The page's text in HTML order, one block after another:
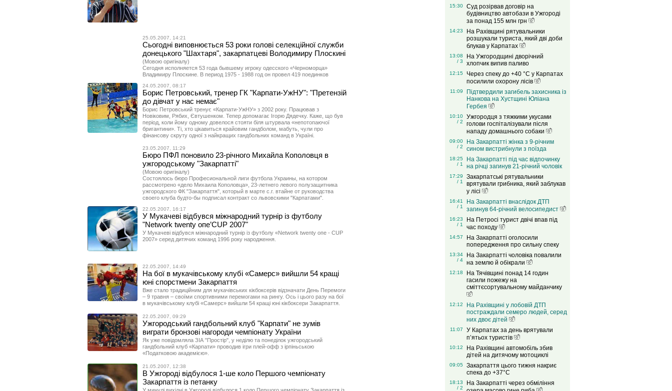
25.05.2007, 14:21
Сьогодні виповнюється 53 роки голові селекційної служби
донецького "Шахтаря", закарпатцеві Володимиру Плоскині
(Мовою оригіналу)
Сегодня исполняется 53 года бывшему игроку одесского «Черноморца»
Владимиру Плоскине. В период 1975 - 1988 год он провел 419 поединков
24.05.2007, 08:17
Борис Петровський, тренер ГК "Карпати-УжНУ": "Претензій
до дівчат у нас немає"
Борис Петровський тренує «Карпати-УжНУ» з 2002 року. Працював з
Новіковим, Рябих, Євтушенком. Тепер допомагає Ігорю Дядечку. Каже, що був
період, коли йому одному довелося стояти біля штурвала «непотопаючої
бригантини». Ті, хто цікавиться крайовим гандболом, мабуть, чули про
фінансову скруту одної з найкращих гандбольних команд в Україні.
23.05.2007, 11:29
Бюро ПФЛ поновило 23-річного Михайла Кополовця в
ужгородському "Закарпатті"
(Мовою оригіналу)
Состоялось бюро Професиональной лиги футбола Украины, на котором
рассмотрено «дело Михаила Кополовца», 23-летнего левого полузащитника
ужгородского ФК "Закарпаття", который в марте с.г. втайне от руководства
своего клуба будто-бы подписал контракт со львовскими "Карпатами".
22.05.2007, 16:17
У Мукачеві відбувся міжнародний турнір із футболу
"Network twenty опе’CUP 2007"
У Мукачеві відбувся міжнародний турнір із футболу «Network twenty опе - CUP
2007» серед дитячих команд 1996 року народження.
22.05.2007, 14:49
На бої в мукачівському клубі «Самерс» вийшли 54 кращі
юні спорстмени Закарпаття
Вже стало традиційним для мукачівських кікбоксерів відзначати День Перемоги
– 9 травня – своїми спортивними перемогами на рингу. Ось і цього разу на бої
в мукачівському клубі «Самерс» вийшли 54 кращі юні кікбоксери Закарпаття.
22.05.2007, 09:29
Ужгородський гандбольний клуб "Карпати" не зумів
виграти бронзові нагороди чемпіонату України
Як уже повідомляла ЗІА "Простір", у неділю та понеділок ужгородський
гандбольний клуб «Карпати» проводив ігри плей-офф з ірпіньською
«Податковою академією».
21.05.2007, 12:38
В Ужгороді відбулося 1-ше коло Першого чемпіонату
Закарпаття із петанку
15:30
Суд розірвав договір на
будівництво автобази в Ужгороді
за понад 155 млн грн
14:23
На Рахівщині рятувальники
розшукали туриста, який дві доби
блукав у Карпатах
13:08
/ 3
На Ужгородщині дворічний
хлопчик випив паливо
12:15
Через спеку до +40 °C у Карпатах
посилили охорону лісів
11:09
Підтвердили загибель захисника із
Нанкова на Хустщині Юліана
Гербея
10:10
/ 2
Ужгородця з тяжкими укусами
голови госпіталізували після
нападу домашнього собаки
09:00
/ 2
На Закарпатті жінка з 9-річним
сином вистрибнули з поїзда
18:25
/ 1
На Закарпатті під час відпочинку
на річці загинув 21-річний чоловік
17:29
/ 1
Закарпатські рятувальники
врятували грибника, який заблукав
у лісі
16:41
/ 1
На Закарпатті внаслідок ДТП
загинув 64-річний велосипедист
16:23
/ 1
На Петросі турист двічі впав під
час походу
14:57
На Закарпатті оголосили
попередження про сильну спеку
13:34
/ 4
На Закарпатті чоловіка повалили
на землю й обікрали
12:18
На Тячівщині понад 14 годин
гасили пожежу на
сміттєсортувальному майданчику
12:12
На Рахівщині у лобовій ДТП
постраждали семеро людей, серед
них двоє дітей
11:07
У Карпатах за день врятували
п’ятьох туристів
10:12
На Рахівщині автомобіль збив
дітей на дитячому мотоциклі
09:05
Закарпаття цього тижня накриє
спека до +37°C
18:13
/ 2
На Закарпатті через обміління